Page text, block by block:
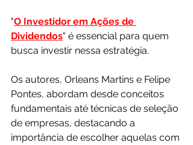
"O Investidor em Ações de
Dividendos" é essencial para quem
busca investir nessa estratégia.
Os autores, Orleans Martins e Felipe
Pontes, abordam desde conceitos
fundamentais até técnicas de seleção
de empresas, destacando a
importância de escolher aquelas com